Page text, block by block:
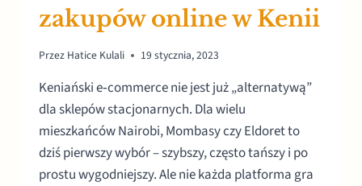
zakupów online w Kenii
Przez Hatice Kulali 19 stycznia, 2023
Keniański e‑commerce nie jest już „alternatywą”
dla sklepów stacjonarnych. Dla wielu
mieszkańców Nairobi, Mombasy czy Eldoret to
dziś pierwszy wybór – szybszy, często tańszy i po
prostu wygodniejszy. Ale nie każda platforma gra